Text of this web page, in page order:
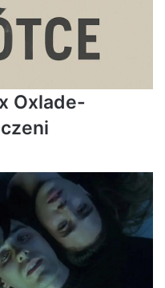
Oxlade-